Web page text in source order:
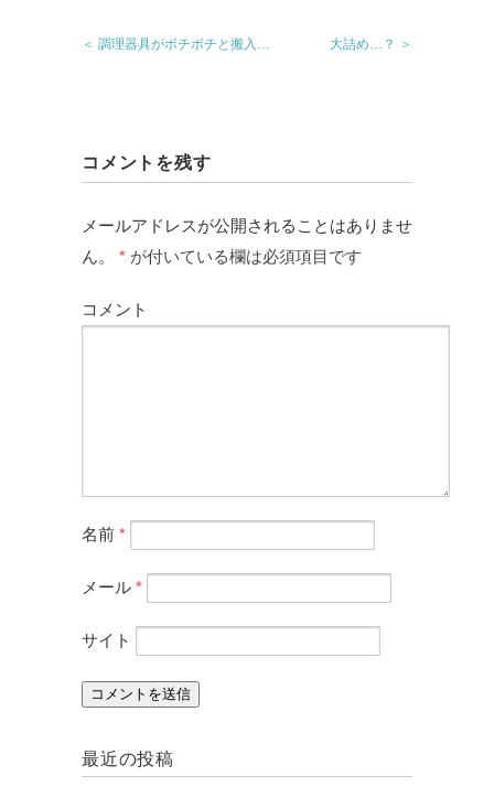
＜ 調理器具がボチボチと搬入… 大詰め…？ ＞
コメントを残す
メールアドレスが公開されることはありませ
ん。
* が付いている欄は必須項目です
コメント
名前 *
メール *
サイト
最近の投稿